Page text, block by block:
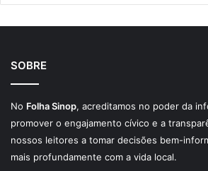
SOBRE
No Folha Sinop, acreditamos no poder da
promover o engajamento cívico e a
nossos leitores a tomar decisões bem-
mais profundamente com a vida local.